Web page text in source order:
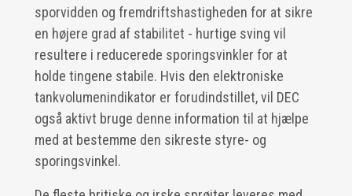
sporvidden og fremdriftshastigheden for at sikre
en højere grad af stabilitet - hurtige sving vil
resultere i reducerede sporingsvinkler for at
holde tingene stabile. Hvis den elektroniske
tankvolumenindikator er forudindstillet, vil DEC
også aktivt bruge denne information til at hjælpe
med at bestemme den sikreste styre- og
sporingsvinkel.